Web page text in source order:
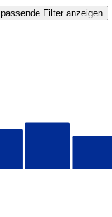
passende Filter anzeigen